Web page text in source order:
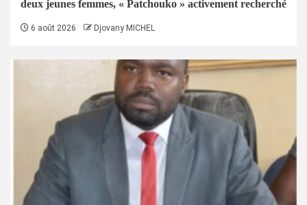
deux jeunes femmes, « Patchouko » activement recherché
6 août 2026 Djovany MICHEL